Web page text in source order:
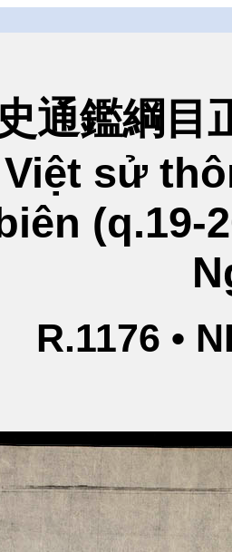
通鑑綱目
sử
(q.19-
R.1176 •